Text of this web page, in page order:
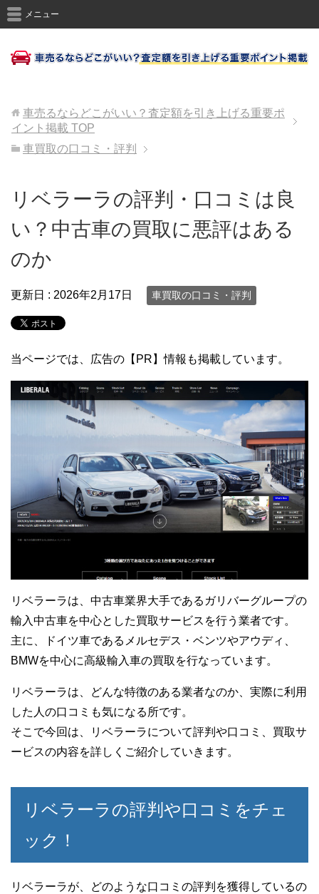
メニュー
車売るならどこがいい？査定額を引き上げる重要ポ
イント掲載 TOP
車買取の口コミ・評判
リベラーラの評判・口コミは良
い？中古車の買取に悪評はある
のか
更新日 : 2026年2月17日 車買取の口コミ・評判
当ページでは、広告の【PR】情報も掲載しています。
リベラーラは、中古車業界大手であるガリバーグループの
輸入中古車を中心とした買取サービスを行う業者です。
主に、ドイツ車であるメルセデス・ベンツやアウディ、
BMWを中心に高級輸入車の買取を行なっています。
リベラーラは、どんな特徴のある業者なのか、実際に利用
した人の口コミも気になる所です。
そこで今回は、リベラーラについて評判や口コミ、買取サ
ービスの内容を詳しくご紹介していきます。
リベラーラの評判や口コミをチェ
ック！
リベラーラが、どのような口コミの評判を獲得しているの